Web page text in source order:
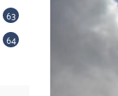
63
64